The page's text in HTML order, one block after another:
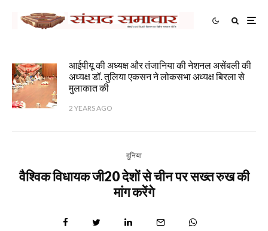
आईपीयू की अध्यक्ष और तंजानिया की नेशनल असेंबली की
अध्यक्ष डॉ. तुलिया एकसन ने लोकसभा अध्यक्ष बिरला से
मुलाकात की
2 YEARS AGO
दुनिया
वैश्विक विधायक जी20 देशों से चीन पर सख्त रुख की
मांग करेंगे